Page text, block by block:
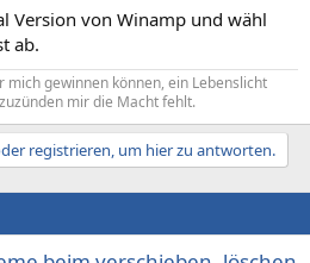
Version von Winamp und wähl
ab.
mich gewinnen können, ein Lebenslicht
mir die Macht fehlt.
registrieren, um hier zu antworten.